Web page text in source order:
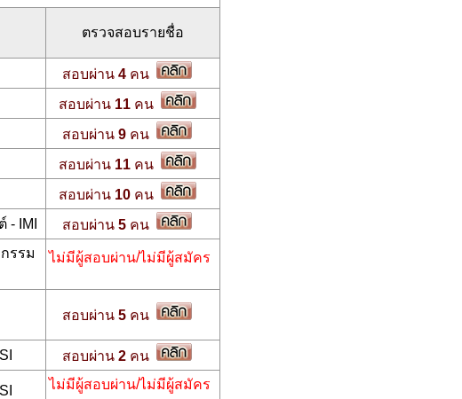
ตรวจสอบรายชื่อ
สอบผ่าน 4 คน
สอบผ่าน 11คน
สอบผ่าน 9 คน
สอบผ่าน 11คน
สอบผ่าน 10คน
IMI สอบผ่าน 5 คน
รรม
ไม่มีผู้สอบผ่าน/ไม่มีผู้สมัคร
สอบผ่าน 5 คน
สอบผ่าน 2 คน
ไม่มีผู้สอบผ่าน/ไม่มีผู้สมัคร